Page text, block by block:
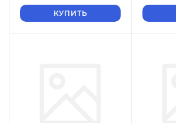
КУПИТЬ